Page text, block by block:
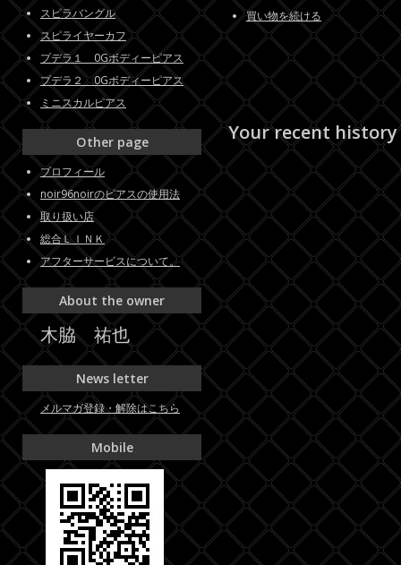
買い物を続ける
Your recent history
スピラバングル
スピライヤーカフ
プデラ１ 0Gボディーピアス
プデラ２ 0Gボディーピアス
ミニスカルピアス
Other page
プロフィール
noir96noirのピアスの使用法
取り扱い店
総合ＬＩＮＫ
アフターサービスについて。
About the owner
木脇 祐也
News letter
メルマガ登録・解除はこちら
Mobile